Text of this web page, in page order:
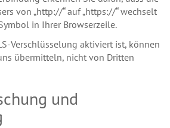
von „http://“ auf „https://“ wechselt
in Ihrer Browserzeile.
Verschlüsselung aktiviert ist, können
übermitteln, nicht von Dritten
und